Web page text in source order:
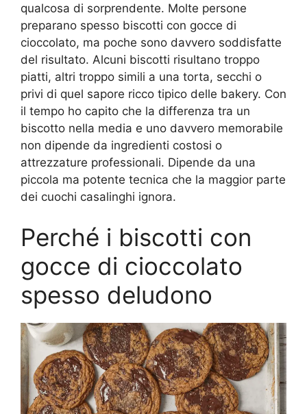
qualcosa di sorprendente. Molte persone
preparano spesso biscotti con gocce di
cioccolato, ma poche sono davvero soddisfatte
del risultato. Alcuni biscotti risultano troppo
piatti, altri troppo simili a una torta, secchi o
privi di quel sapore ricco tipico delle bakery. Con
il tempo ho capito che la differenza tra un
biscotto nella media e uno davvero memorabile
non dipende da ingredienti costosi o
attrezzature professionali. Dipende da una
piccola ma potente tecnica che la maggior parte
dei cuochi casalinghi ignora.
Perché i biscotti con
gocce di cioccolato
spesso deludono